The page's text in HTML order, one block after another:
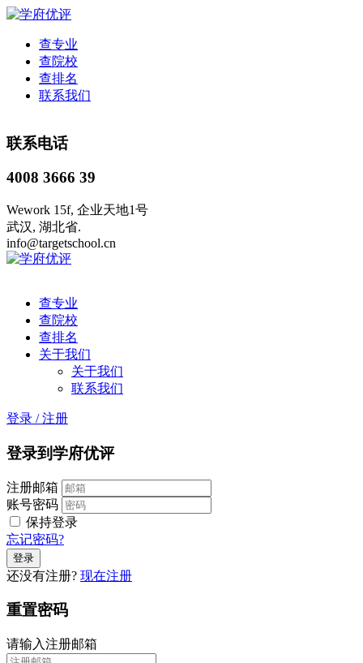
查专业
查院校
查排名
联系我们
联系电话
4008 3666 39
Wework 15f, 企业天地1号
武汉, 湖北省.
info@targetschool.cn
查专业
查院校
查排名
关于我们
关于我们
联系我们
登录 / 注册
登录到学府优评
注册邮箱
账号密码
保持登录
忘记密码?
还没有注册? 现在注册
重置密码
请输入注册邮箱